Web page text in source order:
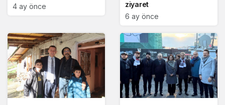
4 ay önce
ziyaret
6 ay önce